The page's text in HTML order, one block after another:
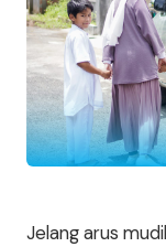
Jelang arus